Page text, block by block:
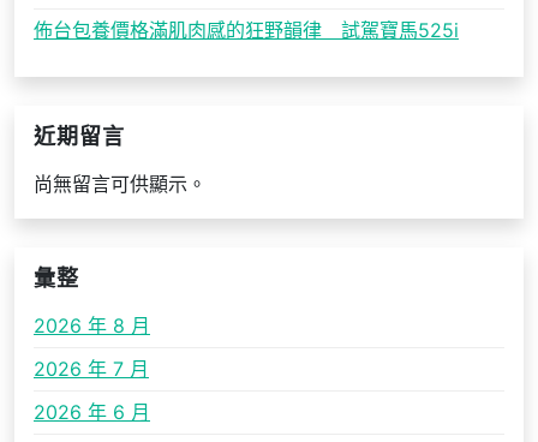
佈台包養價格滿肌肉感的狂野韻律 試駕寶馬525i
近期留言
尚無留言可供顯示。
彙整
2026 年 8 月
2026 年 7 月
2026 年 6 月